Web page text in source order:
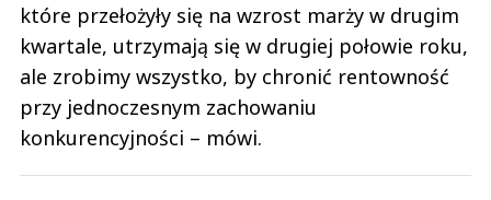
które przełożyły się na wzrost marży w drugim
kwartale, utrzymają się w drugiej połowie roku,
ale zrobimy wszystko, by chronić rentowność
przy jednoczesnym zachowaniu
konkurencyjności – mówi.